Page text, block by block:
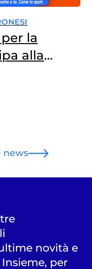
la
alla
con
news
novità e
per